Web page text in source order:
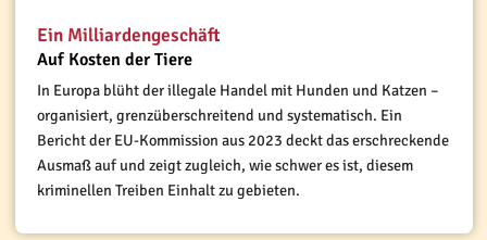
Ein Milliardengeschäft
Auf Kosten der Tiere
In Europa blüht der illegale Handel mit Hunden und Katzen –
organisiert, grenzüberschreitend und systematisch. Ein
Bericht der EU-Kommission aus 2023 deckt das erschreckende
Ausmaß auf und zeigt zugleich, wie schwer es ist, diesem
kriminellen Treiben Einhalt zu gebieten.